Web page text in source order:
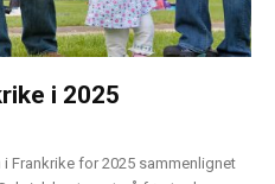
i 2025
Frankrike for 2025 sammenlignet